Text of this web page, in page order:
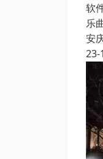
软
乐
安
23-